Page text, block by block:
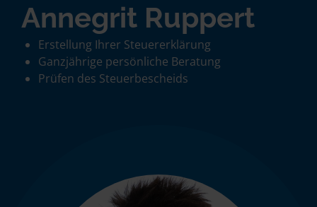
Annegrit Ruppert
Erstellung Ihrer Steuererklärung
Ganzjährige persönliche Beratung
Prüfen des Steuerbescheids